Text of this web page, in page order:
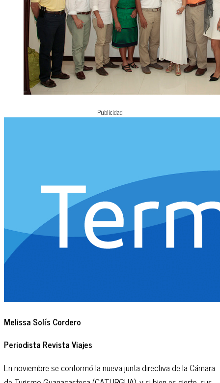
Publicidad
Melissa Solís Cordero
Periodista Revista Viajes
En noviembre se conformó la nueva junta directiva de la Cámara